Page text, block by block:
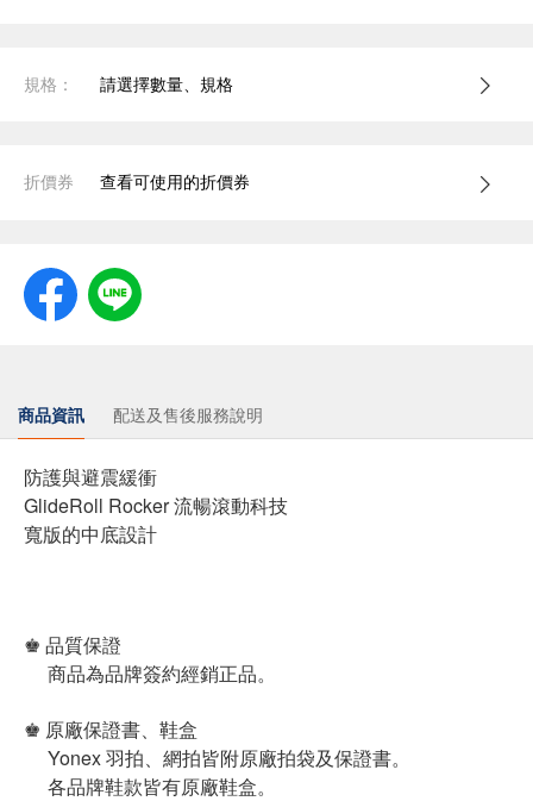
規格： 請選擇數量、規格
折價券 查看可使用的折價券
商品資訊 配送及售後服務說明
防護與避震緩衝
GlideRoll Rocker 流暢滾動科技
寬版的中底設計
♚ 品質保證
商品為品牌簽約經銷正品。
♚ 原廠保證書、鞋盒
Yonex 羽拍、網拍皆附原廠拍袋及保證書。
各品牌鞋款皆有原廠鞋盒。